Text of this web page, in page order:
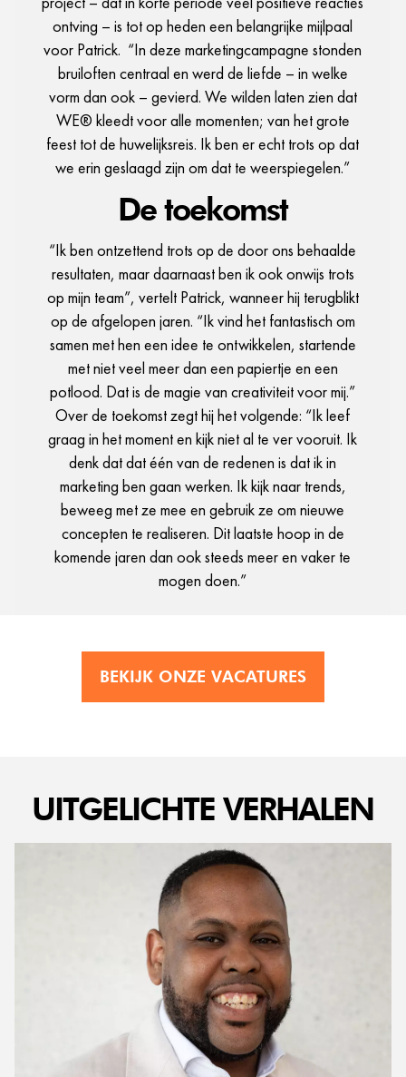
ontving – is tot op heden een belangrijke mijlpaal
voor Patrick. “In deze marketingcampagne stonden
bruiloften centraal en werd de liefde – in welke
vorm dan ook – gevierd. We wilden laten zien dat
WE® kleedt voor alle momenten; van het grote
feest tot de huwelijksreis. Ik ben er echt trots op dat
we erin geslaagd zijn om dat te weerspiegelen.”
De toekomst
“Ik ben ontzettend trots op de door ons behaalde
resultaten, maar daarnaast ben ik ook onwijs trots
op mijn team”, vertelt Patrick, wanneer hij terugblikt
op de afgelopen jaren. “Ik vind het fantastisch om
samen met hen een idee te ontwikkelen, startende
met niet veel meer dan een papiertje en een
potlood. Dat is de magie van creativiteit voor mij.”
Over de toekomst zegt hij het volgende: “Ik leef
graag in het moment en kijk niet al te ver vooruit. Ik
denk dat dat één van de redenen is dat ik in
marketing ben gaan werken. Ik kijk naar trends,
beweeg met ze mee en gebruik ze om nieuwe
concepten te realiseren. Dit laatste hoop in de
komende jaren dan ook steeds meer en vaker te
mogen doen.”
BEKIJK ONZE VACATURES
UITGELICHTE VERHALEN